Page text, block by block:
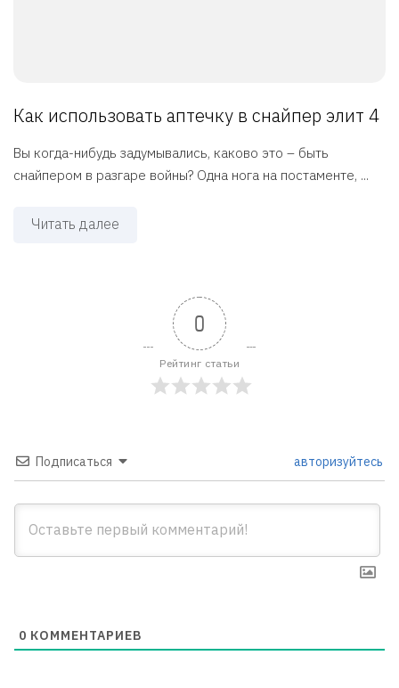
Как использовать аптечку в снайпер элит 4
Вы когда-нибудь задумывались, каково это – быть
снайпером в разгаре войны? Одна нога на постаменте, ...
Читать далее
0
Рейтинг статьи
Подписаться авторизуйтесь
0 КОММЕНТАРИЕВ